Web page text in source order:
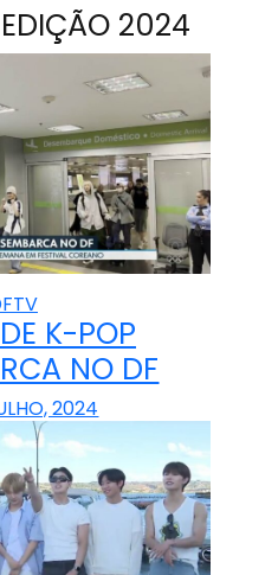
2024
K-POP
NO DF
2024